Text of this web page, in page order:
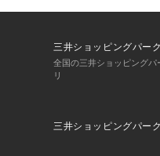
※照明の関係により、実際
若干製品と画像のカラーが
三井ショッピングパー
全国の三井ショッピング
リ
三井ショッピングパー